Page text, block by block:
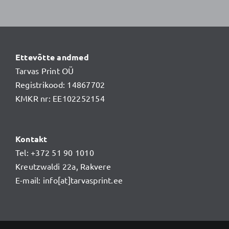
Ettevõtte andmed
Tarvas Print OÜ
Registrikood: 14867702
KMKR nr: EE102252154
Kontakt
Tel: +372 51 90 1010
Kreutzwaldi 22a, Rakvere
E-mail: info[at]tarvasprint.ee